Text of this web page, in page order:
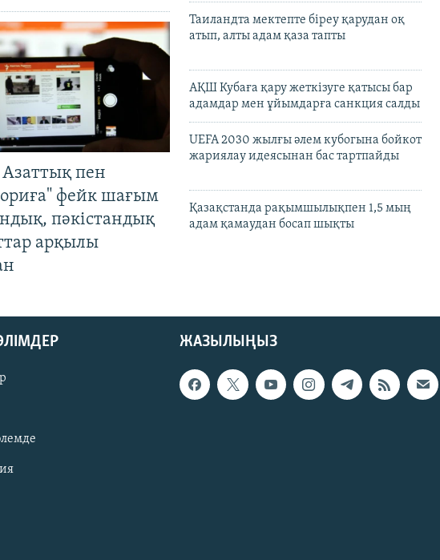
Азаттық пен
фейк шағым
пәкістандық
арқылы
Таиландта мектепте біреу қарудан оқ
атып, алты адам қаза тапты
АҚШ Кубаға қару жеткізуге қатысы бар
адамдар мен ұйымдарға санкция салды
UEFA 2030 жылғы әлем кубогына бойкот
жариялау идеясынан бас тартпайды
Қазақстанда рақымшылықпен 1,5 мың
адам қамаудан босап шықты
ЖАЗЫЛЫҢЫЗ